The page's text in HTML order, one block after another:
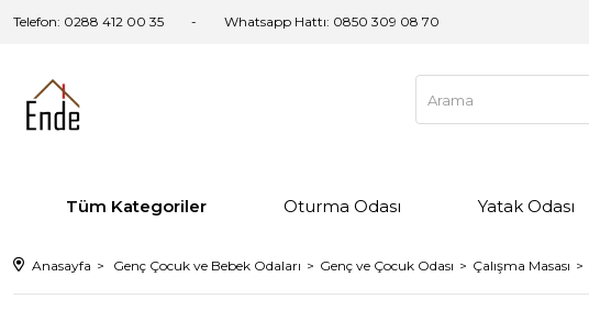
Telefon: 0288 412 00 35 Whatsapp Hattı: 0850 309 08 70
Tüm Kategoriler Oturma Odası Yatak Odası
Anasayfa Genç Çocuk ve Bebek Odaları Genç ve Çocuk Odası Çalışma Masası